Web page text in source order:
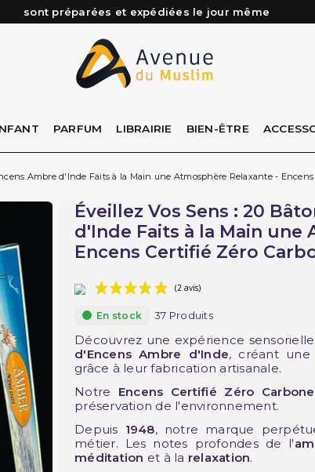
Besoin d'aide ? Retrouvez notre FAQ
Les Commandes passées avant 15h (lun au Vend)
sont préparées et expédiées le jour même
PARFUM LIBRAIRIE BIEN-ÊTRE
Ambre d'Inde Faits à la Main une Atmosphère Relaxante -
Éveillez Vos Sens : 20
d'Inde Faits à la Main une
Encens Certifié Zéro
(2 avis)
En stock 37 Produits
Découvrez une expérience
d'Encens Ambre d'Inde, créant une
grâce à leur fabrication artisanale.
Notre Encens Certifié Zéro Carbone
préservation de l'environnement.
Depuis 1948, notre marque
métier. Les notes profondes de l'
méditation et à la relaxation.